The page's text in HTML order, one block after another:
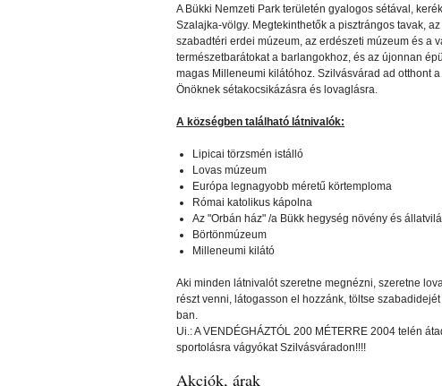
A Bükki Nemzeti Park területén gyalogos sétával,
Szalajka-völgy. Megtekinthetők a pisztrángos tavak,
szabadtéri erdei múzeum, az erdészeti múzeum és a
természetbarátokat a barlangokhoz, és az újonnan
magas Milleneumi kilátóhoz. Szilvásvárad ad otthont
Önöknek sétakocsikázásra és lovaglásra.
A községben található látnivalók:
Lipicai törzsmén istálló
Lovas múzeum
Európa legnagyobb méretű körtemploma
Római katolikus kápolna
Az "Orbán ház" /a Bükk hegység növény és
Börtönmúzeum
Milleneumi kilátó
Aki minden látnivalót szeretne megnézni, szeretne
részt venni, látogasson el hozzánk, töltse
ban.
Ui.: A VENDÉGHÁZTÓL 200 MÉTERRE 2004 telén
sportolásra vágyókat Szilvásváradon!!!!
Akciók, árak